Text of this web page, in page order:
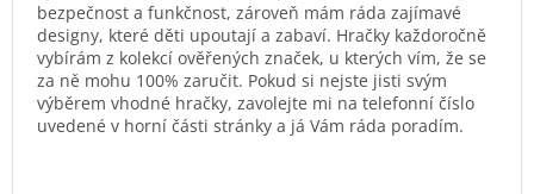
bezpečnost a funkčnost, zároveň mám ráda zajímavé
designy, které děti upoutají a zabaví. Hračky každoročně
vybírám z kolekcí ověřených značek, u kterých vím, že se
za ně mohu 100% zaručit. Pokud si nejste jisti svým
výběrem vhodné hračky, zavolejte mi na telefonní číslo
uvedené v horní části stránky a já Vám ráda poradím.